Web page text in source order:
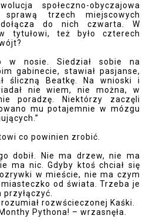
społeczno-obyczajowa
trzech miejscowych
do nich czwarta. W
tytułowi, też było czterech
w nosie. Siedział sobie na
gabinecie, stawiał pasjanse,
śliczną Beatkę. Na wnioski i
nie wiem, nie można, w
poradzę. Niektórzy zaczęli
mu potajemnie w mózgu
co powinien zrobić.
dobił. Nie ma drzew, nie ma
ma nic. Gdyby ktoś chciał się
w mieście, nie ma czym
od świata. Trzeba je
rozwścieczonej Kaśki.
Pythona! – wrzasnęła.